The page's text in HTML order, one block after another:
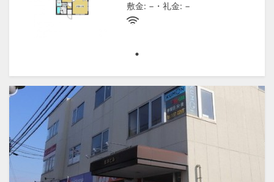
敷金: −・礼金: −